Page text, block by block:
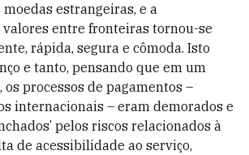
estrangeiras, e a
entre fronteiras tornou-se
rápida, segura e cômoda. Isto
e tanto, pensando que em um
os processos de pagamentos –
internacionais – eram demorados e
pelos riscos relacionados à
de acessibilidade ao serviço,